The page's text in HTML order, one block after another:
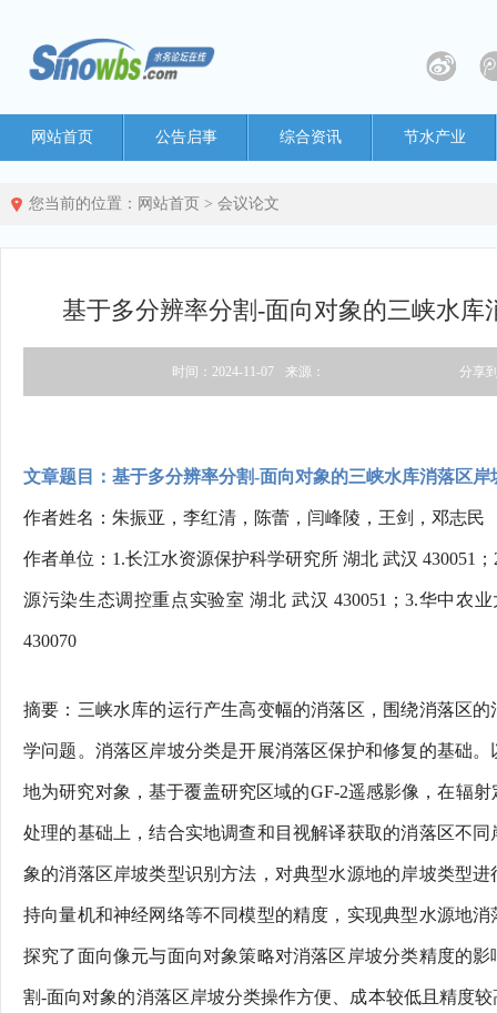
网站首页 公告启事 综合资讯 节水产业
您当前的位置： 网站首页 > 会议论文
基于多分辨率分割-面向对象的三峡水库
时间：2024-11-07 来源： 分享
文章题目：基于多分辨率分割-面向对象的三峡水库消落区岸
作者姓名：朱振亚，李红清，陈蕾，闫峰陵，王剑，邓志民
作者单位：1.长江水资源保护科学研究所 湖北 武汉 430051
源污染生态调控重点实验室 湖北 武汉 430051；3.华中农
430070
摘要：三峡水库的运行产生高变幅的消落区，围绕消落区
学问题。消落区岸坡分类是开展消落区保护和修复的基础
地为研究对象，基于覆盖研究区域的GF-2遥感影像，在辐
处理的基础上，结合实地调查和目视解译获取的消落区不
象的消落区岸坡类型识别方法，对典型水源地的岸坡类型
持向量机和神经网络等不同模型的精度，实现典型水源地
探究了面向像元与面向对象策略对消落区岸坡分类精度的
割-面向对象的消落区岸坡分类操作方便、成本较低且精度